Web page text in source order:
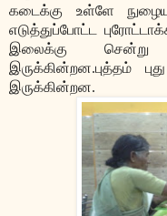
கடைக்கு உள்ளே
எடுத்துப்போட்ட
இலைக்கு சென்று
இருக்கின்றன.புத்தம்
இருக்கின்றன.